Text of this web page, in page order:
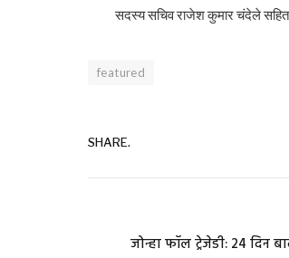
सदस्य सचिव राजेश कुमार चंदेले सहित
featured
SHARE.
जोन्हा फॉल ट्रेजेडी: 24 दिन